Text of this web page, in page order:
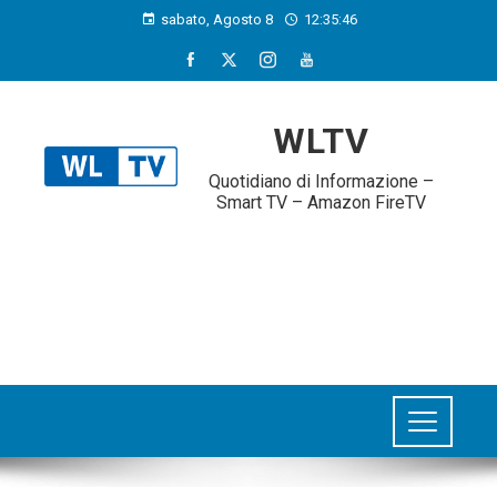
sabato, Agosto 8 12:35:47
WLTV
Quotidiano di Informazione –
Smart TV – Amazon FireTV